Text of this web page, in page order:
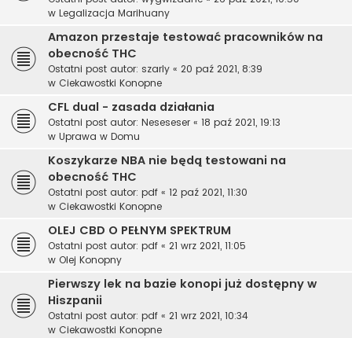
w Legalizacja Marihuany
Amazon przestaje testować pracowników na
obecność THC
Ostatni post autor: szarly « 20 paź 2021, 8:39
w Ciekawostki Konopne
CFL dual - zasada działania
Ostatni post autor: Neseseser « 18 paź 2021, 19:13
w Uprawa w Domu
Koszykarze NBA nie będą testowani na
obecność THC
Ostatni post autor: pdf « 12 paź 2021, 11:30
w Ciekawostki Konopne
OLEJ CBD O PEŁNYM SPEKTRUM
Ostatni post autor: pdf « 21 wrz 2021, 11:05
w Olej Konopny
Pierwszy lek na bazie konopi już dostępny w
Hiszpanii
Ostatni post autor: pdf « 21 wrz 2021, 10:34
w Ciekawostki Konopne